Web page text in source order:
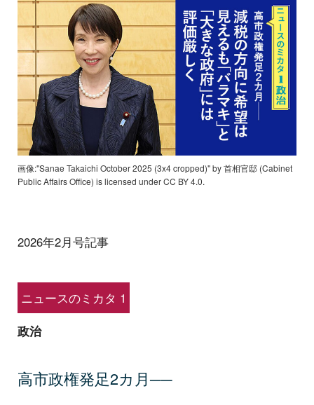
画像:"Sanae Takaichi October 2025 (3x4 cropped)" by 首相官邸 (Cabinet
Public Affairs Office) is licensed under CC BY 4.0.
2026年2月号記事
ニュースのミカタ 1
政治
高市政権発足2カ月──